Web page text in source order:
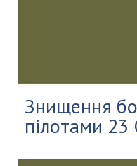
Знищення
пілотами